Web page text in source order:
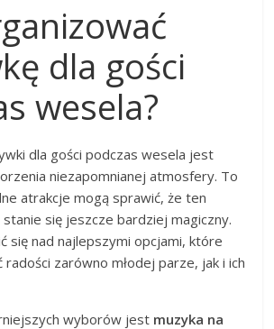
dla gości
wesela?
dla gości podczas wesela jest
niezapomnianej atmosfery. To
atrakcje mogą sprawić, że ten
się jeszcze bardziej magiczny.
się nad najlepszymi opcjami, które
zarówno młodej parze, jak i ich
wyborów jest muzyka na